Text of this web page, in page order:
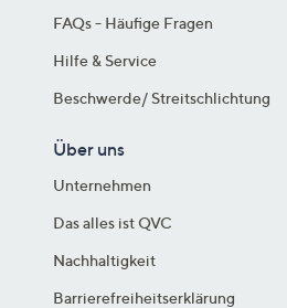
FAQs - Häufige Fragen
Hilfe & Service
Beschwerde/ Streitschlichtung
Über uns
Unternehmen
Das alles ist QVC
Nachhaltigkeit
Barrierefreiheitserklärung